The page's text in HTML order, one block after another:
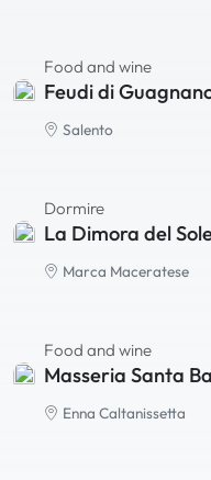
Food and wine
Feudi di
Salento
Dormire
La Dimora del
Marca Maceratese
Food and wine
Masseria Santa
Enna Caltanissetta